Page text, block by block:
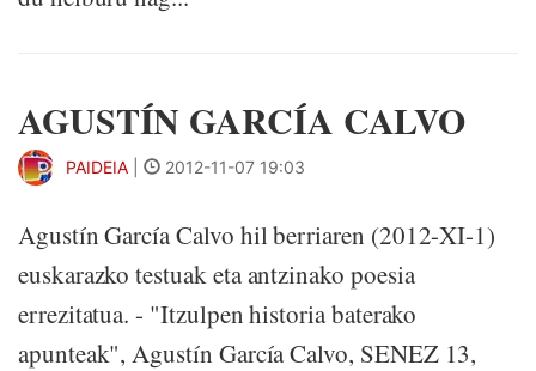
AGUSTÍN GARCÍA CALVO
PAIDEIA 2012-11-07 19:03
Agustín García Calvo hil berriaren (2012-XI-1)
euskarazko testuak eta antzinako poesia
errezitatua. - "Itzulpen historia baterako
apunteak", Agustín García Calvo, SENEZ 13,